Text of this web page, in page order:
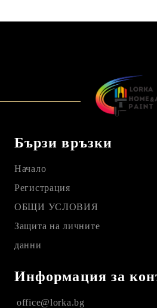
Бързи връзки
Начало
Регистрация
ОБЩИ УСЛОВИЯ
Защита на личните
данни
Информация за
office@lorka.bg